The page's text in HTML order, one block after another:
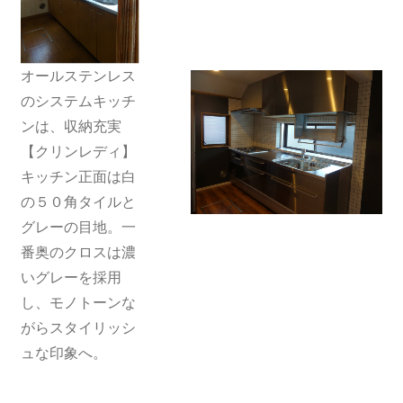
オールステンレス
のシステムキッチ
ンは、収納充実
【クリンレディ】
キッチン正面は白
の５０角タイルと
グレーの目地。一
番奥のクロスは濃
いグレーを採用
し、モノトーンな
がらスタイリッシ
ュな印象へ。